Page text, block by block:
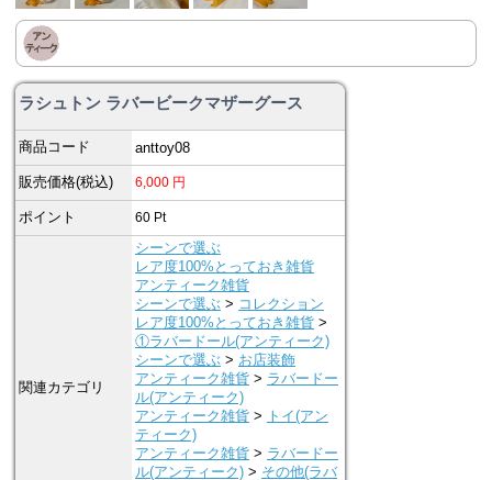
ラシュトン ラバービークマザーグース
商品コード anttoy08
販売価格(税込) 6,000 円
ポイント 60 Pt
関連カテゴリ
シーンで選ぶ
レア度100%とっておき雑貨
アンティーク雑貨
シーンで選ぶ > コレクション
レア度100%とっておき雑貨 >
①ラバードール(アンティーク)
シーンで選ぶ > お店装飾
アンティーク雑貨 > ラバードー
ル(アンティーク)
アンティーク雑貨 > トイ(アン
ティーク)
アンティーク雑貨 > ラバードー
ル(アンティーク) > その他(ラバ